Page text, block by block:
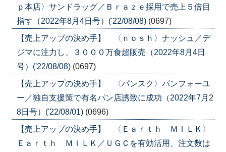
ｐ本店〉サンドラッグ／Ｂｒａｚｅ採用で売上５倍目
指す（2022年8月4日号）('22/08/08) (0697)
【売上アップの決め手】 〈ｎｏｓｈ〉ナッシュ／デ
ジマに注力し、３０００万食超販売（2022年8月4日
号）('22/08/08) (0697)
【売上アップの決め手】 〈パンスク〉パンフォーユ
ー／独自支援策で有名パン店誘致に成功（2022年7月2
8日号）('22/08/01) (0696)
【売上アップの決め手】 〈Ｅａｒｔｈ ＭＩＬＫ〉
Ｅａｒｔｈ ＭＩＬＫ／ＵＧＣを有効活用、注文数は